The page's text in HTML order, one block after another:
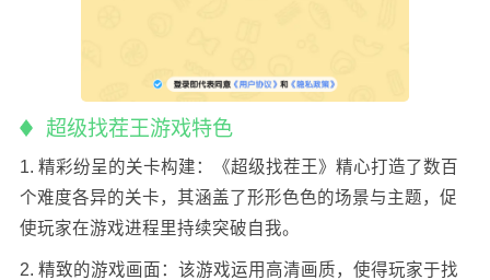
超级找茬王游戏特色
1. 精彩纷呈的关卡构建：《超级找茬王》精心打造了数百
个难度各异的关卡，其涵盖了形形色色的场景与主题，促
使玩家在游戏进程里持续突破自我。
2. 精致的游戏画面：该游戏运用高清画质，使得玩家于找